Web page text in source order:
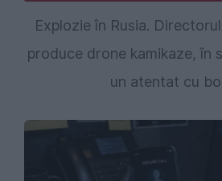
Explozie în Rusia.
produce drone kamikaze, în
un atentat cu